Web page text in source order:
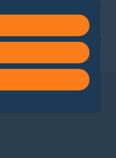
oder ändern.
in unserer